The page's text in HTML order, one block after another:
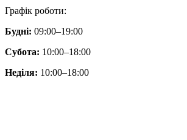
Графік роботи:
Будні: 09:00–19:00
Субота: 10:00–18:00
Неділя: 10:00–18:00